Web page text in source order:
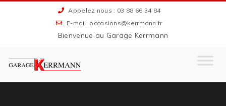
Appelez nous : 03 88 66 34 84
E-mail: occasions@kerrmann.fr
Bienvenue au Garage Kerrmann